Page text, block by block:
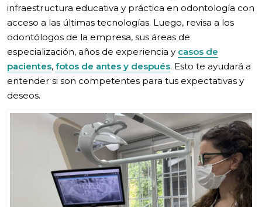
infraestructura educativa y práctica en odontología con
acceso a las últimas tecnologías. Luego, revisa a los
odontólogos de la empresa, sus áreas de
especialización, años de experiencia y casos de
pacientes, fotos de antes y después. Esto te ayudará a
entender si son competentes para tus expectativas y
deseos.